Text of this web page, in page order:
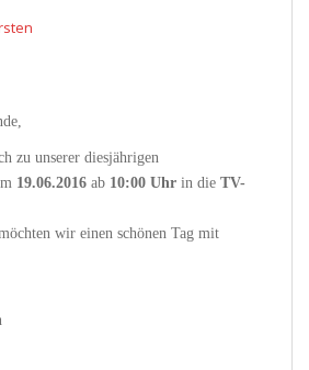
zu unserer diesjährigen
19.06.2016 ab 10:00 Uhr in die TV-
wir einen schönen Tag mit